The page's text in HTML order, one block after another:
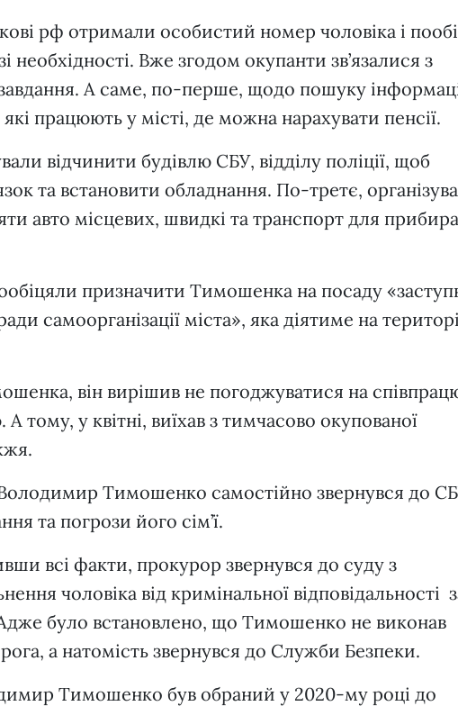
рф отримали особистий номер чоловіка і
необхідності. Вже згодом окупанти зв’язалися з
А саме, по-перше, щодо пошуку
працюють у місті, де можна нарахувати пенсії.
відчинити будівлю СБУ, відділу поліції, щоб
та встановити обладнання. По-третє,
авто місцевих, швидкі та транспорт для
призначити Тимошенка на посаду
самоорганізації міста», яка діятиме на
він вирішив не погоджуватися на
тому, у квітні, виїхав з тимчасово окупованої
Володимир Тимошенко самостійно звернувся до
та погрози його сім’ї.
всі факти, прокурор звернувся до суду з
чоловіка від кримінальної відповідальності
було встановлено, що Тимошенко не виконав
а натомість звернувся до Служби Безпеки.
Тимошенко був обраний у 2020-му році до